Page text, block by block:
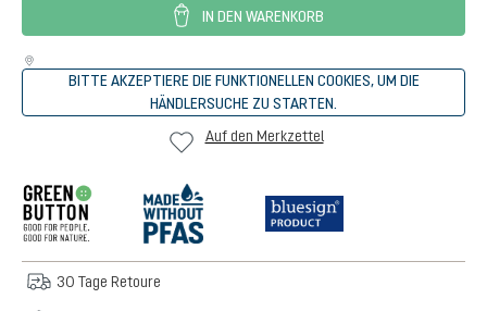
IN DEN WARENKORB
BITTE AKZEPTIERE DIE FUNKTIONELLEN COOKIES, UM DIE
HÄNDLERSUCHE ZU STARTEN.
Auf den Merkzettel
30 Tage Retoure